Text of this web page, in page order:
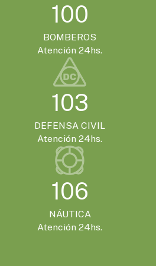
100
BOMBEROS
Atención 24hs.
103
DEFENSA CIVIL
Atención 24hs.
106
NÁUTICA
Atención 24hs.